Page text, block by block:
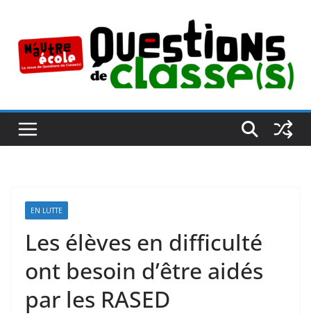
contenu
EN LUTTE
Les élèves en difficulté
ont besoin d’être aidés
par les RASED